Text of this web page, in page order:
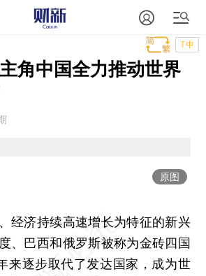
T中
角中国全力推动世界
原图
济持续高速增长为特征的新兴
、巴西和俄罗斯被称为金砖四国
来逐步取代了发达国家，成为世